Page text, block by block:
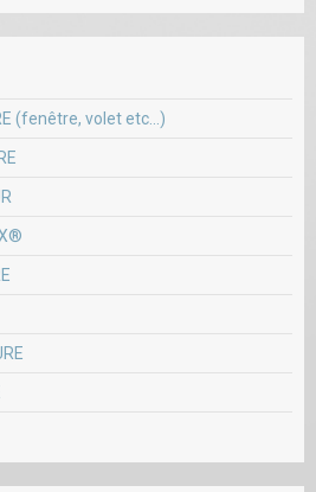
(fenêtre, volet etc...)